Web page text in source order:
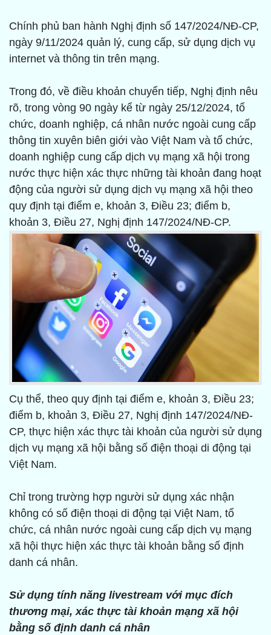
Chính phủ ban hành Nghị định số 147/2024/NĐ-CP,
ngày 9/11/2024 quản lý, cung cấp, sử dụng dịch vụ
internet và thông tin trên mạng.
Trong đó, về điều khoản chuyển tiếp, Nghị định nêu
rõ, trong vòng 90 ngày kể từ ngày 25/12/2024, tổ
chức, doanh nghiệp, cá nhân nước ngoài cung cấp
thông tin xuyên biên giới vào Việt Nam và tổ chức,
doanh nghiệp cung cấp dịch vụ mạng xã hội trong
nước thực hiện xác thực những tài khoản đang hoạt
động của người sử dụng dịch vụ mạng xã hội theo
quy định tại điểm e, khoản 3, Điều 23; điểm b,
khoản 3, Điều 27, Nghị định 147/2024/NĐ-CP.
Cụ thể, theo quy định tại điểm e, khoản 3, Điều 23;
điểm b, khoản 3, Điều 27, Nghị định 147/2024/NĐ-
CP, thực hiện xác thực tài khoản của người sử dụng
dịch vụ mạng xã hội bằng số điện thoại di động tại
Việt Nam.
Chỉ trong trường hợp người sử dụng xác nhận
không có số điện thoại di động tại Việt Nam, tổ
chức, cá nhân nước ngoài cung cấp dịch vụ mạng
xã hội thực hiện xác thực tài khoản bằng số định
danh cá nhân.
Sử dụng tính năng livestream với mục đích
thương mại, xác thực tài khoản mạng xã hội
bằng số định danh cá nhân